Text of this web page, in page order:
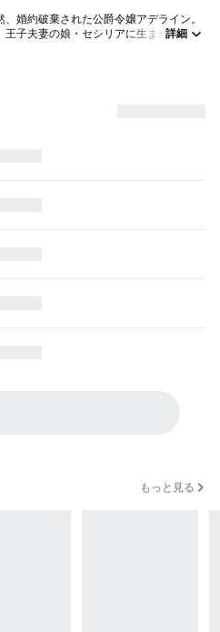
婚約破棄された公爵令嬢アデライン。
子夫妻の娘・セシリアに生まれ変わっ
詳細
もっと見る